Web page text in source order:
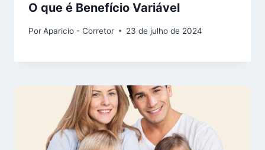
O que é Benefício Variável
PorAparicio - Corretor 23 de julho de 2024